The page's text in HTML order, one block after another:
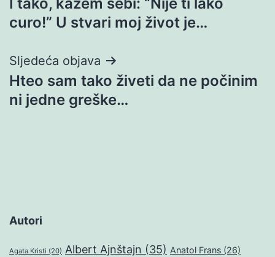
objava
curo!” U stvari moj život je…
Sljedeća objava
Hteo sam tako živeti da ne počinim
ni jedne greške…
Autori
Agata Kristi (20) Albert Ajnštajn (35) Anatol Frans (26)